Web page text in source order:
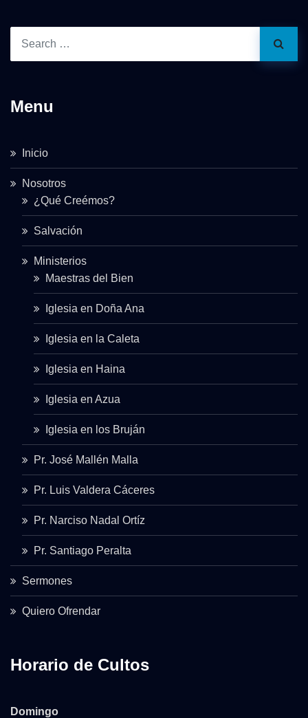
Menu
Inicio
Nosotros
¿Qué Creémos?
Salvación
Ministerios
Maestras del Bien
Iglesia en Doña Ana
Iglesia en la Caleta
Iglesia en Haina
Iglesia en Azua
Iglesia en los Bruján
Pr. José Mallén Malla
Pr. Luis Valdera Cáceres
Pr. Narciso Nadal Ortíz
Pr. Santiago Peralta
Sermones
Quiero Ofrendar
Horario de Cultos
Domingo